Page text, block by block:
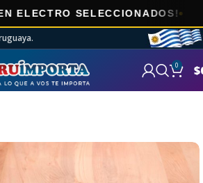
SELECCIONADOS!
0 $